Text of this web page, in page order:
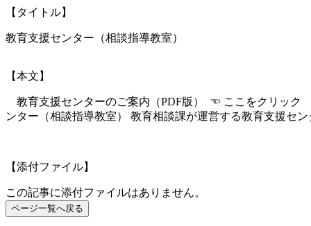
【タイトル】
教育支援センター（相談指導教室）
【本文】
教育支援センターのご案内（PDF版） ☜ ここをクリッ
ンター（相談指導教室） 教育相談課が運営する教育支援セ
【添付ファイル】
この記事に添付ファイルはありません。